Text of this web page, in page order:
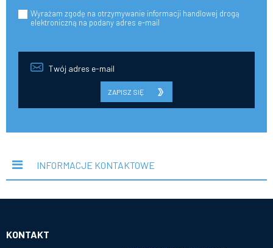
Wyrażam zgodę na otrzymywanie informacji handlowej drogą
elektroniczną na podany adres e-mail
ZAPISZ SIĘ
INFORMACJE KONTAKTOWE
KONTAKT